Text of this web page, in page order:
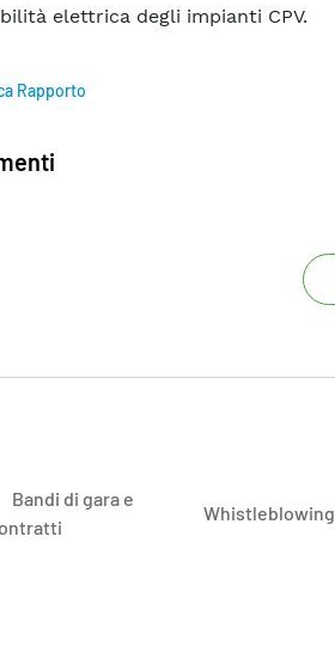
elettrica degli impianti CPV.
Rapporto
Bandi di gara e
Whistleblowing